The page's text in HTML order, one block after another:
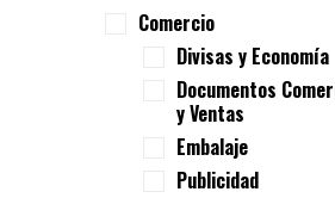
Comercio
Divisas y Economía
Documentos
y Ventas
Embalaje
Publicidad